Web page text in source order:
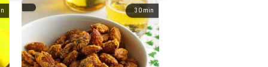
30min